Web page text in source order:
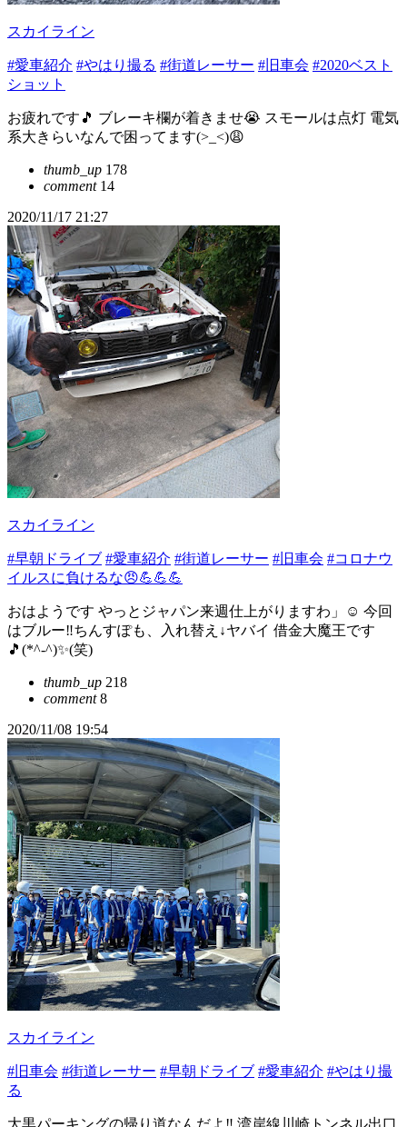
スカイライン
#愛車紹介 #やはり撮る #街道レーサー #旧車会 #2020ベスト
ショット
お疲れです🎵 ブレーキ欄が着きませ😭 スモールは点灯 電気
系大きらいなんで困ってます(>_<)😩
thumb_up 178
comment14
2020/11/17 21:27
スカイライン
#早朝ドライブ #愛車紹介 #街道レーサー #旧車会 #コロナウ
イルスに負けるな😠💪💪💪
おはようです やっとジャパン来週仕上がりますわ」☺️ 今回
はブルー‼️ちんすぽも、入れ替え↓ヤバイ 借金大魔王です
🎵(*^-^)✨(笑)
thumb_up 218
comment8
2020/11/08 19:54
スカイライン
#旧車会 #街道レーサー #早朝ドライブ #愛車紹介 #やはり撮
る
大黒パーキングの帰り道なんだよ‼️ 湾岸線川崎トンネル出口